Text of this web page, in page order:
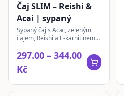
Čaj SLIM – Reishi &
Acai | sypaný
Sypaný čaj s Acai, zeleným
čajem, Reishi a L-karnitinem
pohody.
297.00 – 344.00
Kč